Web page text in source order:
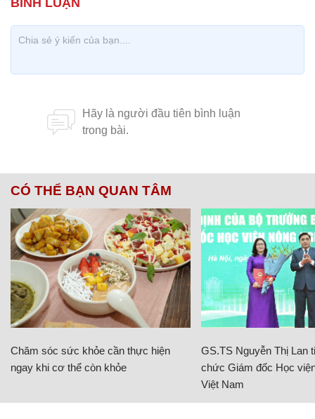
CÓ THỂ BẠN QUAN TÂM
Chăm sóc sức khỏe cần thực hiện
ngay khi cơ thể còn khỏe
GS.TS Nguyễn Thị Lan
chức Giám đốc Học
Việt Nam